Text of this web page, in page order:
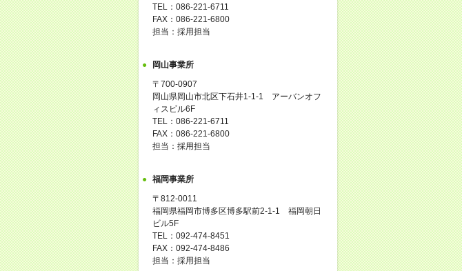
TEL：086-221-6711
FAX：086-221-6800
担当：採用担当
岡山事業所
〒700-0907
岡山県岡山市北区下石井1-1-1 アーバンオフ
ィスビル6F
TEL：086-221-6711
FAX：086-221-6800
担当：採用担当
福岡事業所
〒812-0011
福岡県福岡市博多区博多駅前2-1-1 福岡朝日
ビル5F
TEL：092-474-8451
FAX：092-474-8486
担当：採用担当